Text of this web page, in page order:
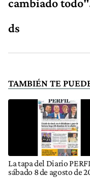
cambiado
ds
TAMBIÉN TE
La tapa del Diario
sábado 8 de agosto de